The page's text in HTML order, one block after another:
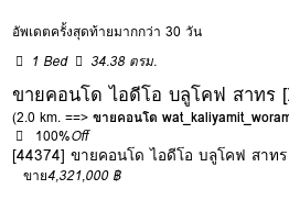
อัพเดตครั้งสุดท้ายมากกว่า 30 วัน
1 Bed
34.38 ตรม.
ขายคอนโด ไอดีโอ บลูโคฟ สาทร
(2.0 km. ==>ขายคอนโด
100%Off
[44374] ขายคอนโด ไอดีโอ บลูโคฟ สาท
ขาย4,321,000 ฿